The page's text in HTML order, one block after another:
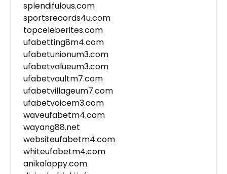
splendifulous.com
sportsrecords4u.com
topceleberites.com
ufabetting8m4.com
ufabetunionum3.com
ufabetvalueum3.com
ufabetvaultm7.com
ufabetvillageum7.com
ufabetvoicem3.com
waveufabetm4.com
wayang88.net
websiteufabetm4.com
whiteufabetm4.com
anikalappy.com